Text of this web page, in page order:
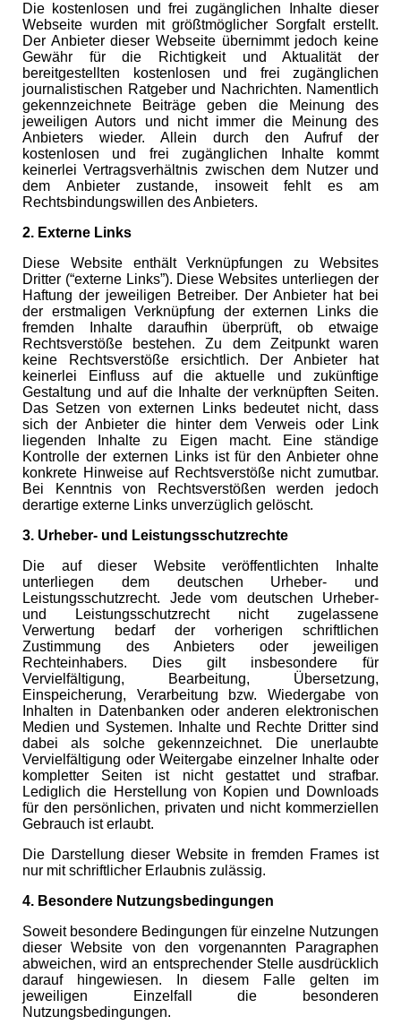
Die kostenlosen und frei zugänglichen Inhalte dieser
Webseite wurden mit größtmöglicher Sorgfalt erstellt.
Der Anbieter dieser Webseite übernimmt jedoch keine
Gewähr für die Richtigkeit und Aktualität der
bereitgestellten kostenlosen und frei zugänglichen
journalistischen Ratgeber und Nachrichten. Namentlich
gekennzeichnete Beiträge geben die Meinung des
jeweiligen Autors und nicht immer die Meinung des
Anbieters wieder. Allein durch den Aufruf der
kostenlosen und frei zugänglichen Inhalte kommt
keinerlei Vertragsverhältnis zwischen dem Nutzer und
dem Anbieter zustande, insoweit fehlt es am
Rechtsbindungswillen des Anbieters.
2. Externe Links
Diese Website enthält Verknüpfungen zu Websites
Dritter (“externe Links”). Diese Websites unterliegen der
Haftung der jeweiligen Betreiber. Der Anbieter hat bei
der erstmaligen Verknüpfung der externen Links die
fremden Inhalte daraufhin überprüft, ob etwaige
Rechtsverstöße bestehen. Zu dem Zeitpunkt waren
keine Rechtsverstöße ersichtlich. Der Anbieter hat
keinerlei Einfluss auf die aktuelle und zukünftige
Gestaltung und auf die Inhalte der verknüpften Seiten.
Das Setzen von externen Links bedeutet nicht, dass
sich der Anbieter die hinter dem Verweis oder Link
liegenden Inhalte zu Eigen macht. Eine ständige
Kontrolle der externen Links ist für den Anbieter ohne
konkrete Hinweise auf Rechtsverstöße nicht zumutbar.
Bei Kenntnis von Rechtsverstößen werden jedoch
derartige externe Links unverzüglich gelöscht.
3. Urheber- und Leistungsschutzrechte
Die auf dieser Website veröffentlichten Inhalte
unterliegen dem deutschen Urheber- und
Leistungsschutzrecht. Jede vom deutschen Urheber-
und Leistungsschutzrecht nicht zugelassene
Verwertung bedarf der vorherigen schriftlichen
Zustimmung des Anbieters oder jeweiligen
Rechteinhabers. Dies gilt insbesondere für
Vervielfältigung, Bearbeitung, Übersetzung,
Einspeicherung, Verarbeitung bzw. Wiedergabe von
Inhalten in Datenbanken oder anderen elektronischen
Medien und Systemen. Inhalte und Rechte Dritter sind
dabei als solche gekennzeichnet. Die unerlaubte
Vervielfältigung oder Weitergabe einzelner Inhalte oder
kompletter Seiten ist nicht gestattet und strafbar.
Lediglich die Herstellung von Kopien und Downloads
für den persönlichen, privaten und nicht kommerziellen
Gebrauch ist erlaubt.
Die Darstellung dieser Website in fremden Frames ist
nur mit schriftlicher Erlaubnis zulässig.
4. Besondere Nutzungsbedingungen
Soweit besondere Bedingungen für einzelne Nutzungen
dieser Website von den vorgenannten Paragraphen
abweichen, wird an entsprechender Stelle ausdrücklich
darauf hingewiesen. In diesem Falle gelten im
jeweiligen Einzelfall die besonderen
Nutzungsbedingungen.